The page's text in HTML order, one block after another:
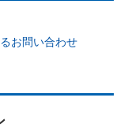
お問い合わせ